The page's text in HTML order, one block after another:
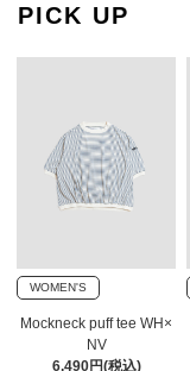
PICK UP
WOMEN'S
Mockneck puff tee WH×
NV
6,490円(税込)